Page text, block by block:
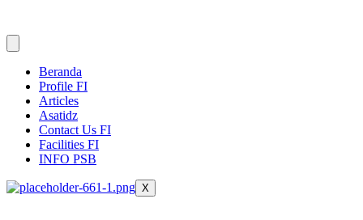
Beranda
Profile FI
Articles
Asatidz
Contact Us FI
Facilities FI
INFO PSB
X